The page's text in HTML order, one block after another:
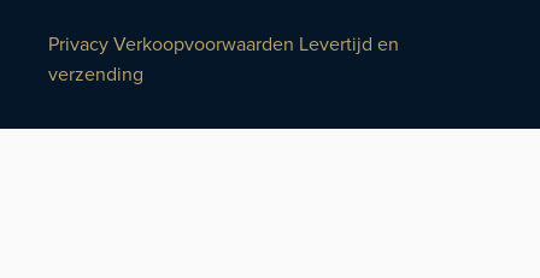
Privacy Verkoopvoorwaarden Levertijd en
verzending